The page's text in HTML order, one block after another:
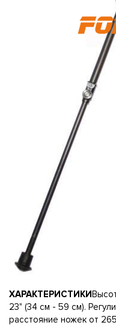
ХАРАКТЕРИСТИКИ
23" (34 см - 59 см).
расстояние ножек от